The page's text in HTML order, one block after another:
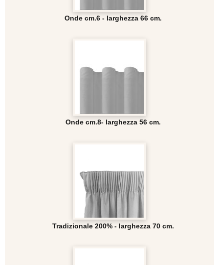
Onde cm.6 - larghezza 66 cm.
Onde cm.8- larghezza 56 cm.
Tradizionale 200% - larghezza 70 cm.